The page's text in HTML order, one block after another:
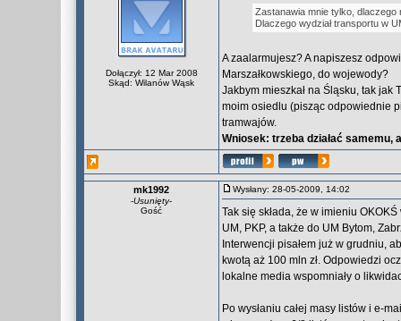
Dołączył: 12 Mar 2008
Skąd: Wilanów Wąsk
Zastanawia mnie tylko, dlaczego
Dlaczego wydział transportu w
A zaalarmujesz? A napiszesz
Marszałkowskiego, do wojewody?
Jakbym mieszkał na Śląsku, tak jak
moim osiedlu (pisząc odpowiednie
tramwajów.
Wniosek: trzeba działać samemu,
mk1992
-Usunięty-
Gość
Wysłany: 28-05-2009, 14:02
Tak się składa, że w imieniu OKOKŚ
UM, PKP, a także do UM Bytom,
Interwencji pisałem już w grudniu,
kwotą aż 100 mln zł. Odpowiedzi
lokalne media wspomniały o
Po wysłaniu całej masy listów i e-